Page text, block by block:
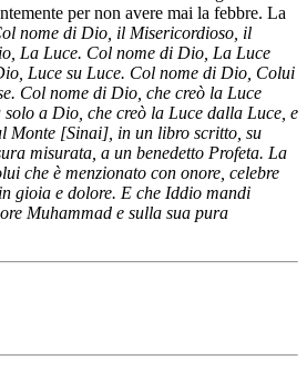
per non avere mai la febbre. La
nome di Dio, il Misericordioso, il
La Luce. Col nome di Dio, La Luce
Luce su Luce. Col nome di Dio, Colui
Col nome di Dio, che creò la Luce
a Dio, che creò la Luce dalla Luce, e
Monte [Sinai], in un libro scritto, su
misurata, a un benedetto Profeta. La
che è menzionato con onore, celebre
gioia e dolore. E che Iddio mandi
Muhammad e sulla sua pura